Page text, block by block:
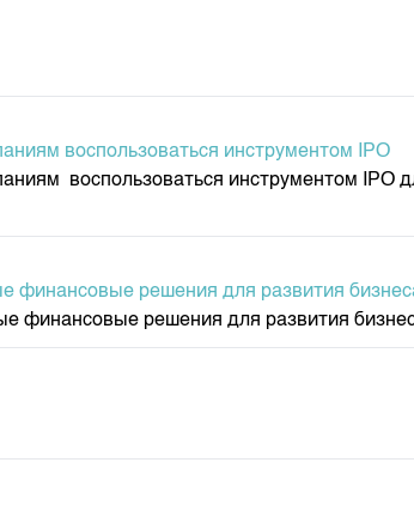
воспользоваться инструментом IPO
воспользоваться инструментом
финансовые решения для развития
финансовые решения для развития